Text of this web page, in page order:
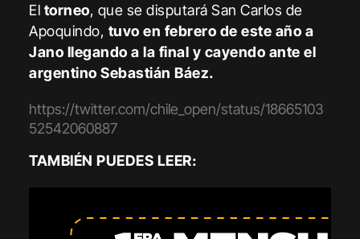
El torneo, que se disputará San Carlos de
Apoquindo, tuvo en febrero de este año a
Jano llegando a la final y cayendo ante el
argentino Sebastián Báez.
https://twitter.com/chile_open/status/18665103
52542060887
TAMBIÉN PUEDES LEER: